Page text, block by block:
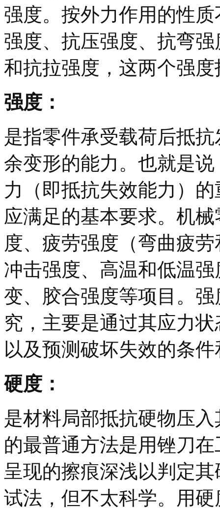
强度。按外力作用的性
强度、抗压强度、抗弯
和抗拉强度，这两个强
强度：
是指零件承受载荷后抵
余变形的能力。也就是
力（即抵抗失效能力）
应满足的基本要求。机
度、疲劳强度（弯曲疲
冲击强度、高温和低温
变、胶合强度等项目。
究，主要是通过其应力
以及预测破坏失效的条
硬度：
是材料局部抵抗硬物压
的最普通方法是用锉刀
呈现的擦痕深浅以判定
试法，但不太科学。用